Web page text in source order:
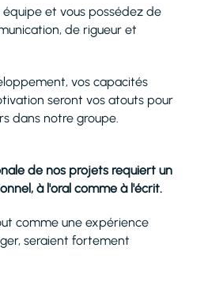
équipe et vous possédez de
de rigueur et
vos capacités
seront vos atouts pour
dans notre groupe.
de nos projets requiert un
à l'oral comme à l'écrit.
comme une expérience
seraient fortement